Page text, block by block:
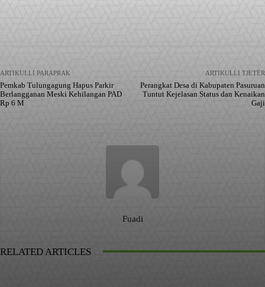
ARTIKULLI PARAPRAK
Pemkab Tulungagung Hapus Parkir
Berlangganan Meski Kehilangan PAD
Rp 6 M
ARTIKULLI TJETËR
Perangkat Desa di Kabupaten Pasuruan
Tuntut Kejelasan Status dan Kenaikan
Gaji
Fuadi
RELATED ARTICLES